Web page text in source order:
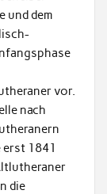
und dem
vor.
nach
1841
die